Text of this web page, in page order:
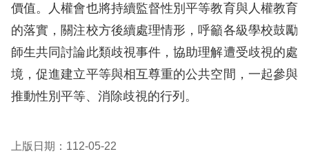
申
訴
權
資
價值。人權會也將持續監督性別平等教育與人權教育
的落實，關注校方後續處理情形，呼籲各級學校鼓勵
師生共同討論此類歧視事件，協助理解遭受歧視的處
境，促進建立平等與相互尊重的公共空間，一起參與
推動性別平等、消除歧視的行列。
上版日期：112-05-22